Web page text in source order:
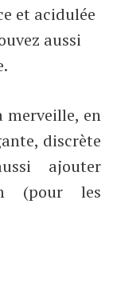
et acidulée
aussi
merveille, en
discrète
ajouter
(pour les